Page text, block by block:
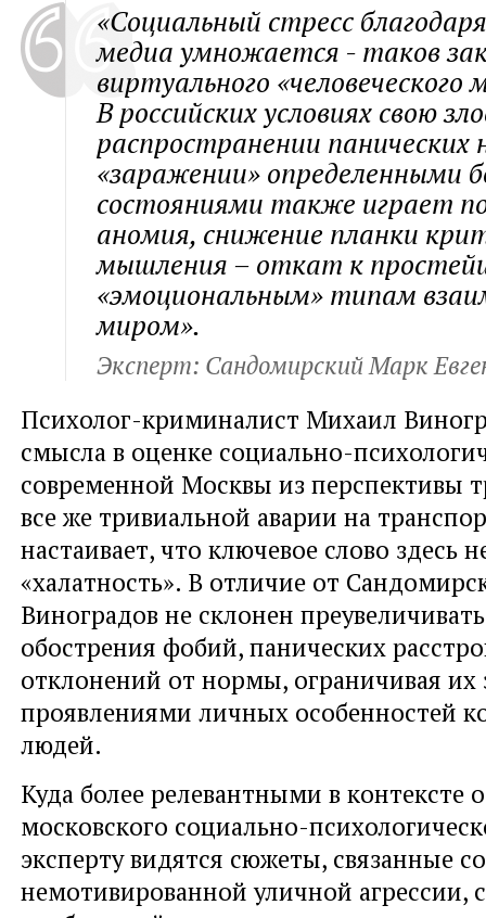
«Социальный стресс
медиа умножается - таков
виртуального «человеческого
В российских условиях свою
распространении панических
«заражении» определенными
состояниями также играет
аномия, снижение планки
мышления – откат к
«эмоциональным» типам
миром».
Эксперт: Сандомирский Марк
Психолог-криминалист Михаил
смысла в оценке социально-
современной Москвы из перспективы
все же тривиальной аварии на
настаивает, что ключевое слово здесь
«халатность». В отличие от
Виноградов не склонен
обострения фобий, панических
отклонений от нормы, ограничивая их
проявлениями личных особенностей
людей.
Куда более релевантными в контексте
московского социально-
эксперту видятся сюжеты, связанные
немотивированной уличной агрессии,